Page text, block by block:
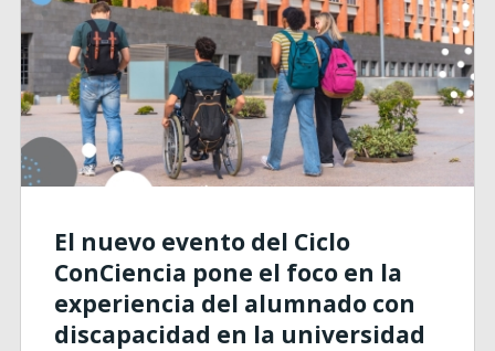
El nuevo evento del Ciclo
ConCiencia pone el foco en la
experiencia del alumnado con
discapacidad en la universidad